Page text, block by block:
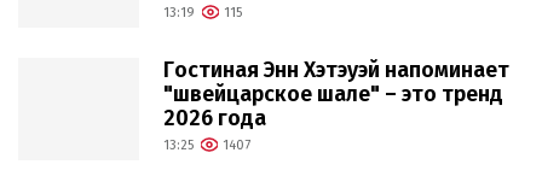
13:19 115
Гостиная Энн Хэтэуэй напоминает
"швейцарское шале" – это тренд
2026 года
13:25 1407